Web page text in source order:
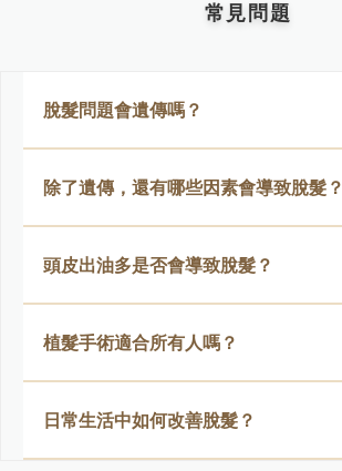
常見問題
脫髮問題會遺傳嗎？
除了遺傳，還有哪些因素會導致脫髮？
頭皮出油多是否會導致脫髮？
植髮手術適合所有人嗎？
日常生活中如何改善脫髮？